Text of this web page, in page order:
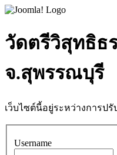
วัดตรีวิสุทธิธ
จ.สุพรรณบุรี
เว็บไซต์นี้อยู่ระหว่างการปรั
Username